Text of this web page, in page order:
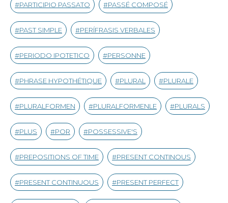
PARTICIPIO PASSATO PASSÉ COMPOSÉ
PAST SIMPLE PERÍFRASIS VERBALES
PERIODO IPOTETICO PERSONNE
PHRASE HYPOTHÉTIQUE PLURAL PLURALE
PLURALFORMEN PLURALFORMENLE PLURALS
PLUS POR POSSESSIVE'S
PREPOSITIONS OF TIME PRESENT CONTINOUS
PRESENT CONTINUOUS PRESENT PERFECT